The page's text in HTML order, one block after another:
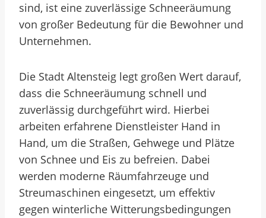
sind, ist eine zuverlässige Schneeräumung
von großer Bedeutung für die Bewohner und
Unternehmen.
Die Stadt Altensteig legt großen Wert darauf,
dass die Schneeräumung schnell und
zuverlässig durchgeführt wird. Hierbei
arbeiten erfahrene Dienstleister Hand in
Hand, um die Straßen, Gehwege und Plätze
von Schnee und Eis zu befreien. Dabei
werden moderne Räumfahrzeuge und
Streumaschinen eingesetzt, um effektiv
gegen winterliche Witterungsbedingungen